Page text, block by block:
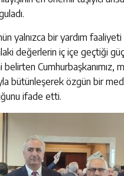
yalnızca bir yardım faaliyeti
değerlerin iç içe geçtiği
Cumhurbaşkanımız,
bütünleşerek özgün bir
ifade etti.